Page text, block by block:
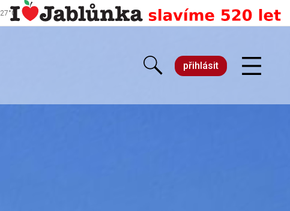
27°C
přihlásit